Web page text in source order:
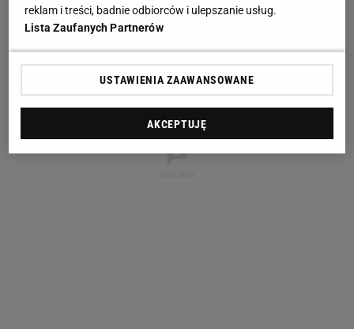
reklam i treści, badnie odbiorców i ulepszanie usług.
Lista Zaufanych Partnerów
USTAWIENIA ZAAWANSOWANE
AKCEPTUJĘ